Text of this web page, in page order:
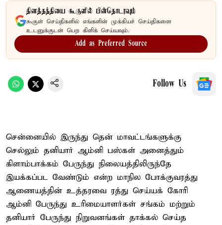
தினத்தந்தியை கூகுளில் பின்தொடரவும்
கூகுள் செய்திகளில் எங்களின் முக்கியச் செய்திகளை
உடனுக்குடன் பெற கிளிக் செய்யவும்.
Add as Preferred Source
Follow Us
சென்னையில் இருந்து தென் மாவட்டங்களுக்கு
செல்லும் தனியார் ஆம்னி பஸ்கள் அனைத்தும்
கிளாம்பாக்கம் பேருந்து நிலையத்திலிருந்தே
இயக்கப்பட வேண்டும் என்ற மாநில போக்குவரத்து
ஆணையத்தின் உத்தரவை ரத்து செய்யக் கோரி
ஆம்னி பேருந்து உரிமையாளர்கள் சங்கம் மற்றும்
தனியார் பேருந்து நிறுவனங்கள் தாக்கல் செய்த